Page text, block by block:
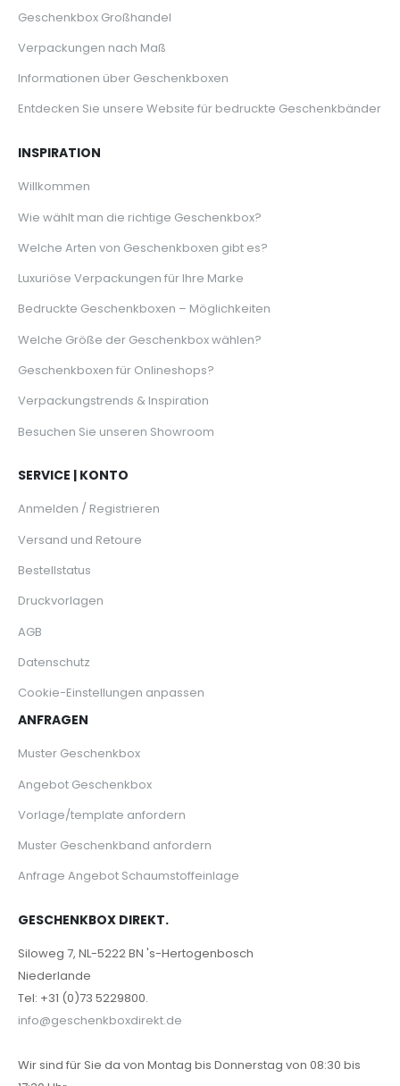
Geschenkbox Großhandel
Verpackungen nach Maß
Informationen über Geschenkboxen
Entdecken Sie unsere Website für bedruckte Geschenkbänder
INSPIRATION
Willkommen
Wie wählt man die richtige Geschenkbox?
Welche Arten von Geschenkboxen gibt es?
Luxuriöse Verpackungen für Ihre Marke
Bedruckte Geschenkboxen – Möglichkeiten
Welche Größe der Geschenkbox wählen?
Geschenkboxen für Onlineshops?
Verpackungstrends & Inspiration
Besuchen Sie unseren Showroom
SERVICE | KONTO
Anmelden / Registrieren
Versand und Retoure
Bestellstatus
Druckvorlagen
AGB
Datenschutz
Cookie-Einstellungen anpassen
ANFRAGEN
Muster Geschenkbox
Angebot Geschenkbox
Vorlage/template anfordern
Muster Geschenkband anfordern
Anfrage Angebot Schaumstoffeinlage
GESCHENKBOX DIREKT.
Siloweg 7, NL-5222 BN 's-Hertogenbosch
Niederlande
Tel: +31 (0)73 5229800.
info@geschenkboxdirekt.de
Wir sind für Sie da von Montag bis Donnerstag von 08:30 bis